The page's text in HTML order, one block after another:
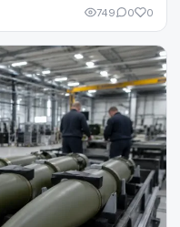
таможне,
749 0 0